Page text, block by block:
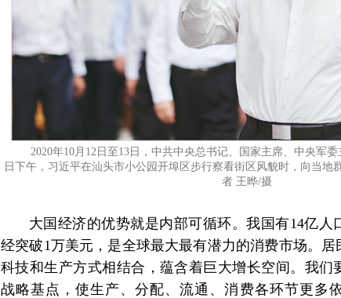
2020年10月12日至13日，中共中央总书记、国家主席、中央军
日下午，习近平在汕头市小公园开埠区步行察看街区风貌时，向当地
者 王晔/摄
大国经济的优势就是内部可循环。我国有14亿人
经突破1万美元，是全球最大最有潜力的消费市场。
科技和生产方式相结合，蕴含着巨大增长空间。我们
战略基点，使生产、分配、流通、消费各环节更多